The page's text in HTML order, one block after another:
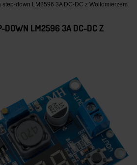
step-down LM2596 3A DC-DC z Woltomierzem
DOWN LM2596 3A DC-DC Z